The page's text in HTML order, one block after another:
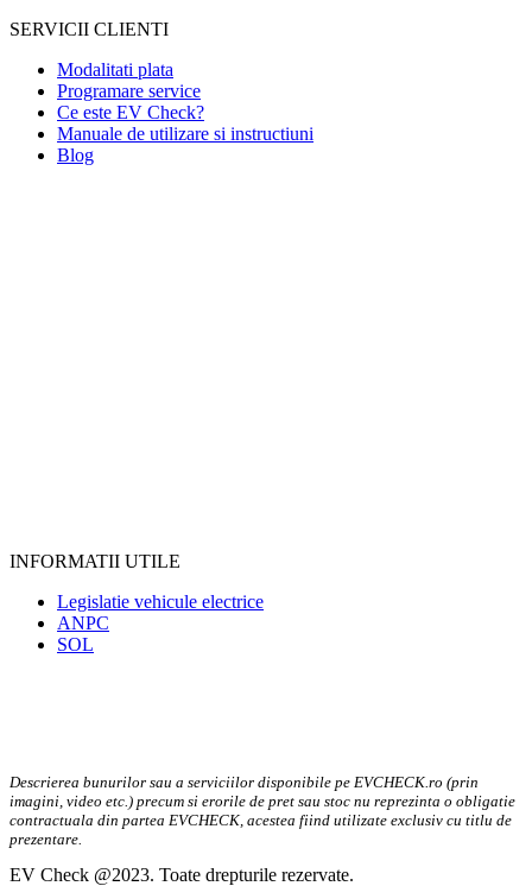
SERVICII CLIENTI
Modalitati plata
Programare service
Ce este EV Check?
Manuale de utilizare si instructiuni
Blog
INFORMATII UTILE
Legislatie vehicule electrice
ANPC
SOL
Descrierea bunurilor sau a serviciilor disponibile pe EVCHECK.ro (prin
imagini, video etc.) precum si erorile de pret sau stoc nu reprezinta o obligatie
contractuala din partea EVCHECK, acestea fiind utilizate exclusiv cu titlu de
prezentare.
EV Check @2023. Toate drepturile rezervate.